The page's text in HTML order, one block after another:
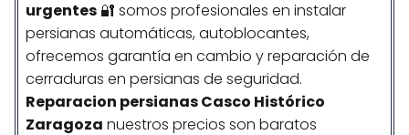
urgentes 🔐 somos profesionales en instalar
persianas automáticas, autoblocantes,
ofrecemos garantía en cambio y reparación de
cerraduras en persianas de seguridad.
Reparacion persianas Casco Histórico
Zaragoza nuestros precios son baratos